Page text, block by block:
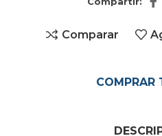
Comparar
COMPRAR